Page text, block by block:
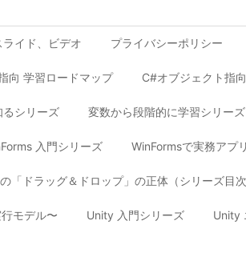
ライド、ビデオ プライバシーポリシー
向 学習ロードマップ C#オブジェクト指
シリーズ 変数から段階的に学習シリーズ
入門シリーズ WinFormsで実務アプ
「ドラッグ＆ドロップ」の正体（シリーズ目次
モデル〜 Unity 入門シリーズ Unity